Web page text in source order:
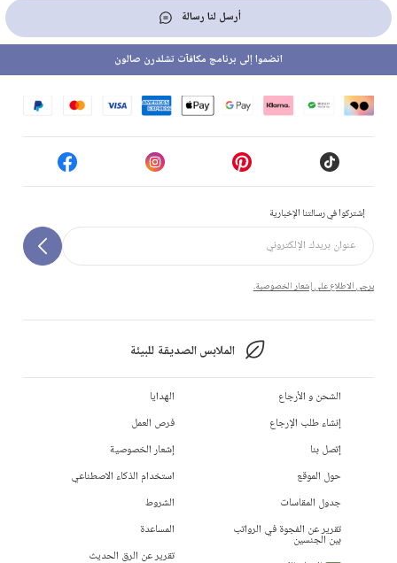
أرسل لنا رسالة
إشتركوا في رسالتنا الإخبارية
يرجى الاطلاع على إشعار الخصوصية.
الملابس الصديقة للبيئة
انضموا إلى برنامج مكافآت تشلدرن صالون
الشحن و الأرجاع
إنشاء طلب الإرجاع
إتصل بنا
حول الموقع
جدول المقاسات
تقرير عن الفجوة في الرواتب
بين الجنسين
الهدايا
فرص العمل
إشعار الخصوصية
استخدام الذكاء الاصطناعي
الشروط
المساعدة
تقرير عن الرق الحديث